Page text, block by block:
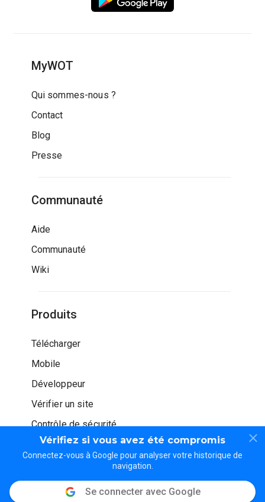
Vérifiez si vous avez été compromis
Connectez-vous à Google pour analyser votre historique de
navigation.
Se connecter avec Google
MyWOT
Qui sommes-nous ?
Contact
Blog
Presse
Communauté
Aide
Communauté
Wiki
Produits
Télécharger
Mobile
Développeur
Vérifier un site
Contrôle de sécurité